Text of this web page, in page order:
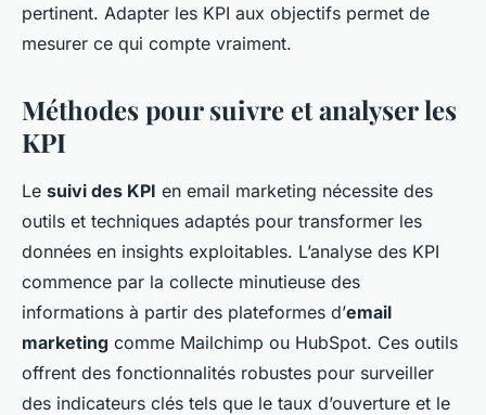
pertinent. Adapter les KPI aux objectifs permet de
mesurer ce qui compte vraiment.
Méthodes pour suivre et analyser les
KPI
Le suivi des KPI en email marketing nécessite des
outils et techniques adaptés pour transformer les
données en insights exploitables. L’analyse des KPI
commence par la collecte minutieuse des
informations à partir des plateformes d’email
marketing comme Mailchimp ou HubSpot. Ces outils
offrent des fonctionnalités robustes pour surveiller
des indicateurs clés tels que le taux d’ouverture et le